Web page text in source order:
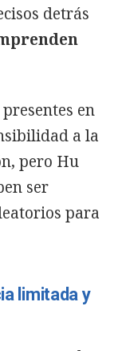
detrás
en
a la
pero Hu
ser
para
limitada y